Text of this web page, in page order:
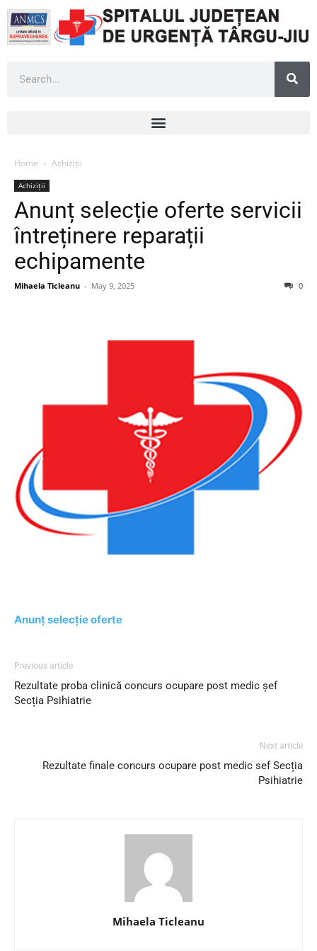
Home Achiziții
Achiziții
Anunț selecție oferte servicii
întreținere reparații
echipamente
Mihaela Ticleanu - May 9, 2025 0
Anunț selecție oferte
Previous article
Rezultate proba clinică concurs ocupare post medic șef
Secția Psihiatrie
Next article
Rezultate finale concurs ocupare post medic sef Secția
Psihiatrie
Mihaela Ticleanu